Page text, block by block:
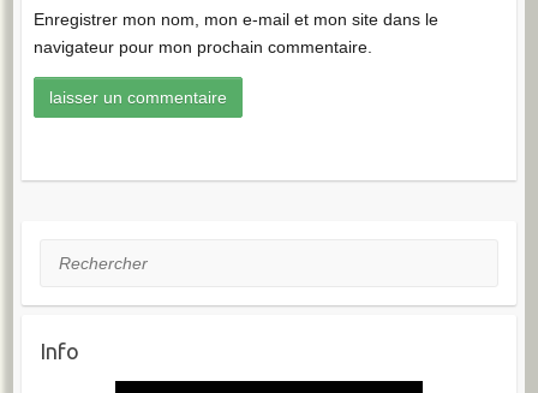
Enregistrer mon nom, mon e-mail et mon site dans le
navigateur pour mon prochain commentaire.
Rechercher
Info